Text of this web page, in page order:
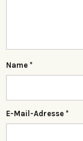
Name *
E-Mail-Adresse *